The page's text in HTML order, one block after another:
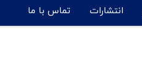
انتشارات تماس با ما